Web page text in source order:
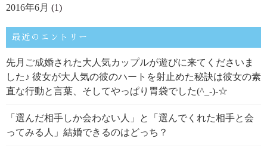
2016年6月 (1)
最近のエントリー
先月ご成婚された大人気カップルが遊びに来てくださいま
した♪ 彼女が大人気の彼のハートを射止めた秘訣は彼女の素
直な行動と言葉、そしてやっぱり胃袋でした(^_-)-☆
「選んだ相手しか会わない人」と「選んでくれた相手と会
ってみる人」結婚できるのはどっち？